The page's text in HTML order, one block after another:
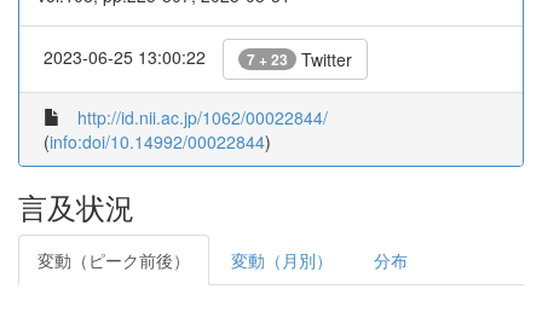
2023-06-25 13:00:22 7 + 23 Twitter
http://id.nii.ac.jp/1062/00022844/
(info:doi/10.14992/00022844)
言及状況
変動（ピーク前後） 変動（月別） 分布